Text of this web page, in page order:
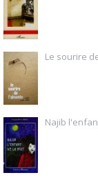
Le sourire
Najib